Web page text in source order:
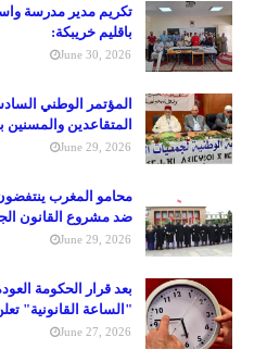
تكريم مدير مدرسة
باقليم خريبكة:
June 30, 2026
المؤتمر الوطني
المتقاعدين والمسنين
June 29, 2026
محامو المغرب
ضد مشروع القانون
June 29, 2026
بعد قرار الحكومة
"الساعة القانونية"
June 27, 2026